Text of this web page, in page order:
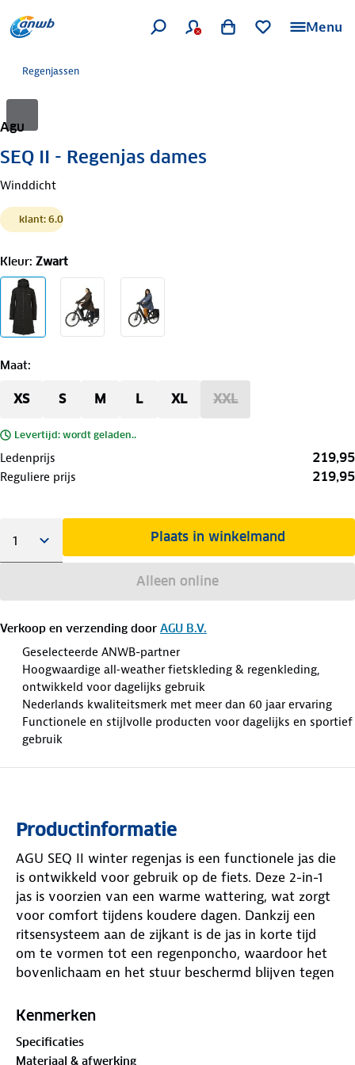
Menu
Regenjassen
Agu
SEQ II - Regenjas dames
Winddicht
klant: 6.0
Kleur: Zwart
Maat:
XS S M L XL XXL
Levertijd: wordt geladen..
Ledenprijs 219,95
Reguliere prijs 219,95
Plaats in winkelmand
Alleen online
Verkoop en verzending door AGU B.V.
Geselecteerde ANWB-partner
Hoogwaardige all‑weather fietskleding & regenkleding,
ontwikkeld voor dagelijks gebruik
Nederlands kwaliteitsmerk met meer dan 60 jaar ervaring
Functionele en stijlvolle producten voor dagelijks en sportief
gebruik
Productinformatie
AGU SEQ II winter regenjas is een functionele jas die
is ontwikkeld voor gebruik op de fiets. Deze 2-in-1
jas is voorzien van een warme wattering, wat zorgt
voor comfort tijdens koudere dagen. Dankzij een
ritsensysteem aan de zijkant is de jas in korte tijd
om te vormen tot een regenponcho, waardoor het
bovenlichaam en het stuur beschermd blijven tegen
katoenachtige uitstraling met technische
Gemaakt van 100% gerecycled polyester met een
Kenmerken
Specificaties
Materiaal & afwerking